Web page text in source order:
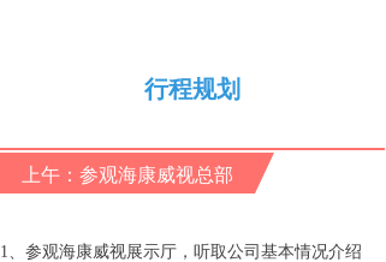
行程规划
上午：参观海康威视总部
1、参观海康威视展示厅，听取公司基本情况介绍